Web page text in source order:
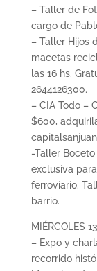
– Taller de
cargo de
– Taller Hijos
macetas
las 16 hs.
2644126300.
– CIA Todo –
$600,
-Taller
exclusiva
ferroviario.
barrio.
MIÉRCOLES
– Expo y
recorrido